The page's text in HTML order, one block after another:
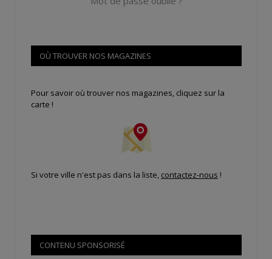
OÙ TROUVER NOS MAGAZINES
Pour savoir où trouver nos magazines, cliquez sur la
carte !
Si votre ville n'est pas dans la liste, contactez-nous !
CONTENU SPONSORISÉ